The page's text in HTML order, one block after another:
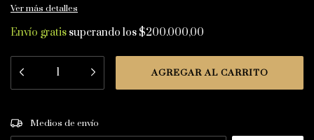
Ver más detalles
Envío gratis superando los $200.000,00
Entregas para el CP:
Medios de envío